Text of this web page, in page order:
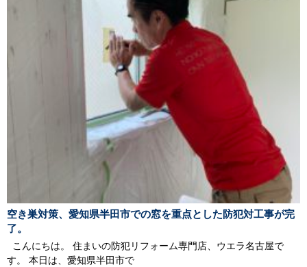
空き巣対策、愛知県半田市での窓を重点とした防犯対工事が完
了。
こんにちは。 住まいの防犯リフォーム専門店、ウエラ名古屋で
す。 本日は、愛知県半田市で